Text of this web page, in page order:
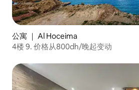
公寓 ｜ Al Hoceima
4楼 9. 价格从800dh/晚起变动